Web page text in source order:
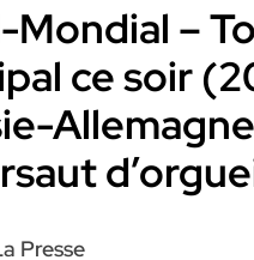
Mondial –
ce soir
Presse